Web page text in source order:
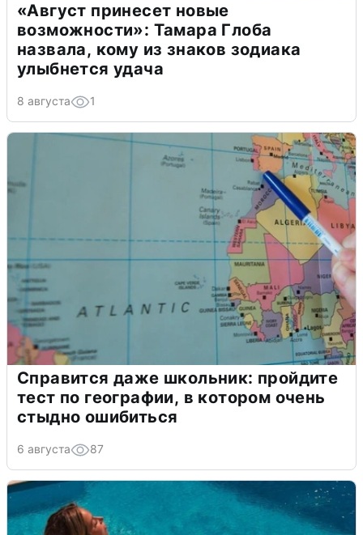
«Август принесет новые
возможности»: Тамара Глоба
назвала, кому из знаков зодиака
улыбнется удача
8 августа 1
Справится даже школьник: пройдите
тест по географии, в котором очень
стыдно ошибиться
6 августа 87